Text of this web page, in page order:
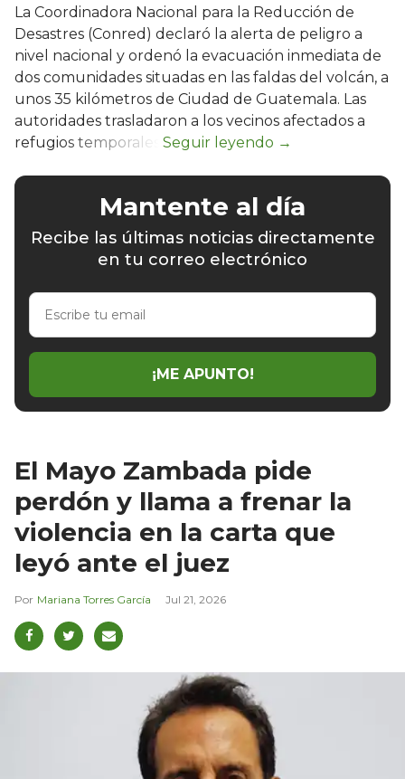
La Coordinadora Nacional para la Reducción de
Desastres (Conred) declaró la alerta de peligro a
nivel nacional y ordenó la evacuación inmediata de
dos comunidades situadas en las faldas del volcán, a
unos 35 kilómetros de Ciudad de Guatemala. Las
autoridades trasladaron a los vecinos afectados a
refugios temporales.
Mantente al día
Recibe las últimas noticias directamente
en tu correo electrónico
Escribe
email
¡ME APUNTO!
El Mayo Zambada pide
perdón y llama a frenar la
violencia en la carta que
leyó ante el juez
Mariana Torres García Jul 21, 2026